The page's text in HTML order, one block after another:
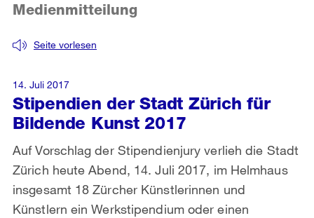
Stipendien der Stadt Zürich für
Bildende Kunst 2017
Seite vorlesen
Medienmitteilung
Auf Vorschlag der Stipendienjury verlieh die Stadt
Zürich heute Abend, 14. Juli 2017, im Helmhaus
insgesamt 18 Zürcher Künstlerinnen und
Künstlern ein Werkstipendium oder einen
14. Juli 2017